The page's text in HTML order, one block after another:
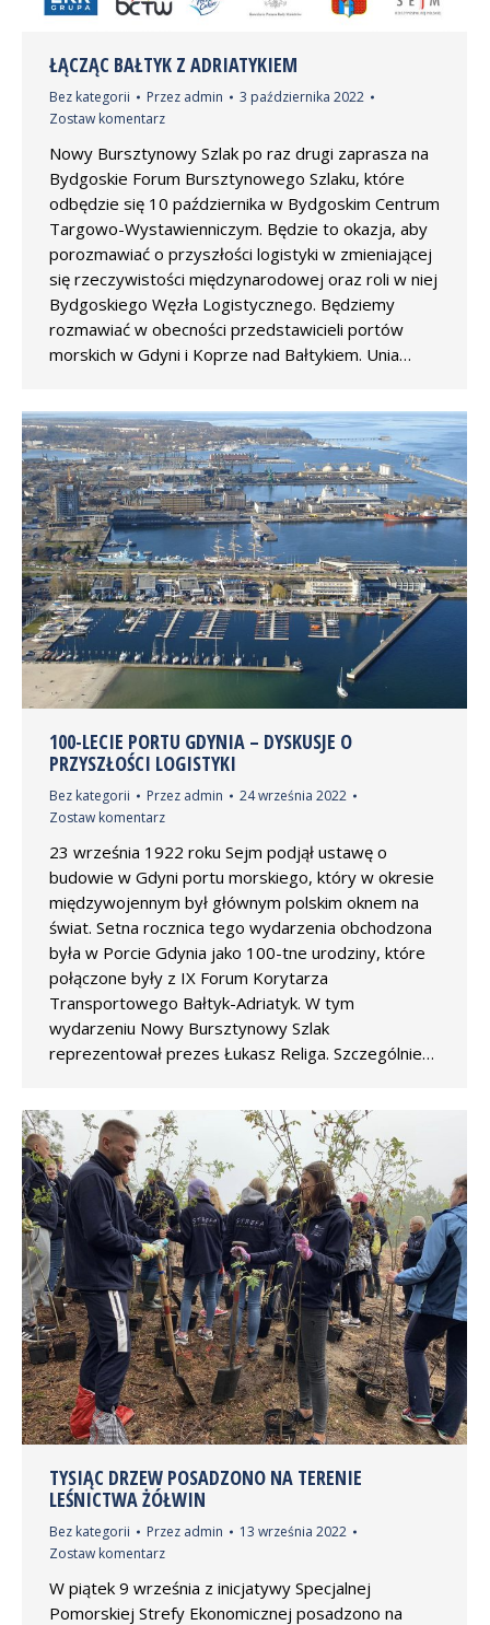
ŁĄCZĄC BAŁTYK Z ADRIATYKIEM
Bez kategorii Przez admin
3 października 2022
Zostaw komentarz
Nowy Bursztynowy Szlak po raz drugi zaprasza na
Bydgoskie Forum Bursztynowego Szlaku, które
odbędzie się 10 października w Bydgoskim Centrum
Targowo-Wystawienniczym. Będzie to okazja, aby
porozmawiać o przyszłości logistyki w zmieniającej
się rzeczywistości międzynarodowej oraz roli w niej
Bydgoskiego Węzła Logistycznego. Będziemy
rozmawiać w obecności przedstawicieli portów
morskich w Gdyni i Koprze nad Bałtykiem. Unia…
100-LECIE PORTU GDYNIA – DYSKUSJE O
PRZYSZŁOŚCI LOGISTYKI
Bez kategorii Przez admin
24 września 2022
Zostaw komentarz
23 września 1922 roku Sejm podjął ustawę o
budowie w Gdyni portu morskiego, który w okresie
międzywojennym był głównym polskim oknem na
świat. Setna rocznica tego wydarzenia obchodzona
była w Porcie Gdynia jako 100-tne urodziny, które
połączone były z IX Forum Korytarza
Transportowego Bałtyk-Adriatyk. W tym
wydarzeniu Nowy Bursztynowy Szlak
reprezentował prezes Łukasz Religa. Szczególnie…
TYSIĄC DRZEW POSADZONO NA TERENIE
LEŚNICTWA ŻÓŁWIN
Bez kategorii Przez admin
13 września 2022
Zostaw komentarz
W piątek 9 września z inicjatywy Specjalnej
Pomorskiej Strefy Ekonomicznej posadzono na